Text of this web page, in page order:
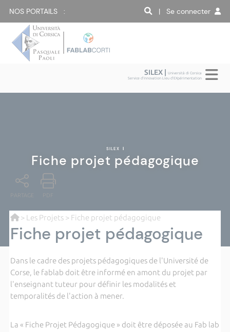
NOS PORTAILS : | Se connecter
SILEX |Università di Corsica
Service d'Innovation Lieu d'EXpérimentation
SILEX |
Fiche projet pédagogique
PARTAGE PDF
> Les Projets> Fiche projet pédagogique
Fiche projet pédagogique
Dans le cadre des projets pédagogiques de l'Université de
Corse, le fablab doit être informé en amont du projet par
l'enseignant tuteur pour définir les modalités et
temporalités de l'action à mener.
La « Fiche Projet Pédagogique » doit être déposée au Fab lab